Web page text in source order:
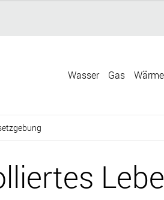
Wasser Gas Wärme